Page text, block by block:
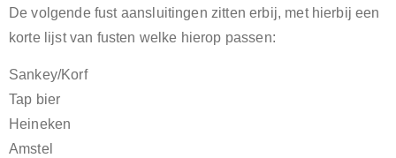
De volgende fust aansluitingen zitten erbij, met hierbij een
korte lijst van fusten welke hierop passen:
Sankey/Korf
Tap bier
Heineken
Amstel